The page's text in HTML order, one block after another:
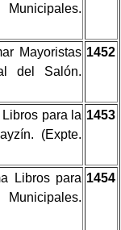
Mayoristas
del Salón.
1452
para la
(Expte.
1453
Libros para 1454